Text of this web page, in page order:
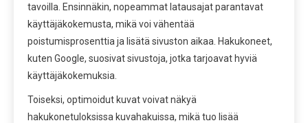
tavoilla. Ensinnäkin, nopeammat latausajat parantavat
käyttäjäkokemusta, mikä voi vähentää
poistumisprosenttia ja lisätä sivuston aikaa. Hakukoneet,
kuten Google, suosivat sivustoja, jotka tarjoavat hyviä
käyttäjäkokemuksia.
Toiseksi, optimoidut kuvat voivat näkyä
hakukonetuloksissa kuvahakuissa, mikä tuo lisää